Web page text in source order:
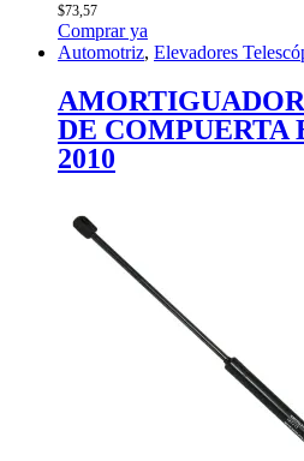
$73,57
Comprar ya
Automotriz, Elevadores
DE COMPUERTA
2010